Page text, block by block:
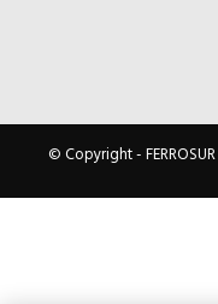
© Copyright -FERROSUR